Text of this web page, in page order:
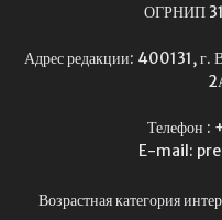
ОГРНИП
Адрес редакции: 400131, г.
Телефон :
E-mail:
Возрастная категория